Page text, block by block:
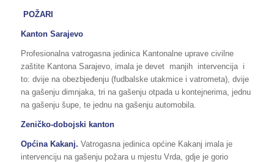
POŽARI
Kanton Sarajevo
Profesionalna vatrogasna jedinica Kantonalne uprave civilne
zaštite Kantona Sarajevo, imala je devet manjih intervencija i
to: dvije na obezbjeđenju (fudbalske utakmice i vatrometa), dvije
na gašenju dimnjaka, tri na gašenju otpada u kontejnerima, jednu
na gašenju šupe, te jednu na gašenju automobila.
Zeničko-dobojski kanton
Općina Kakanj. Vatrogasna jedinica općine Kakanj imala je
intervenciju na gašenju požara u mjestu Vrda, gdje je gorio